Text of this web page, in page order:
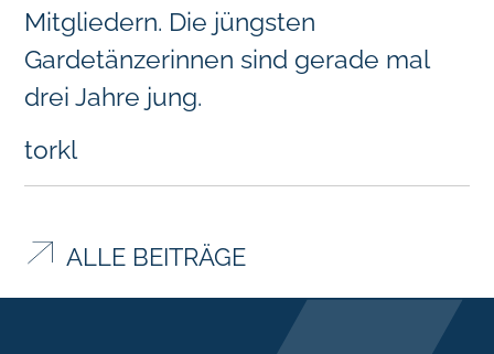
Mitgliedern. Die jüngsten
Gardetänzerinnen sind gerade mal
drei Jahre jung.
torkl
ALLE BEITRÄGE